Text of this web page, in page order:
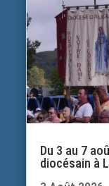
Du 3 au 7
diocésain à